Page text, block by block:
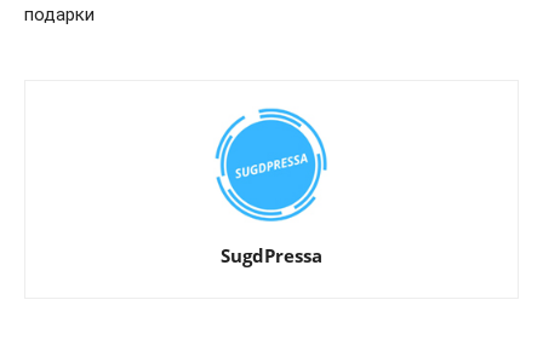
подарки
SugdPressa